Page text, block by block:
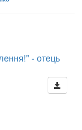
- отець